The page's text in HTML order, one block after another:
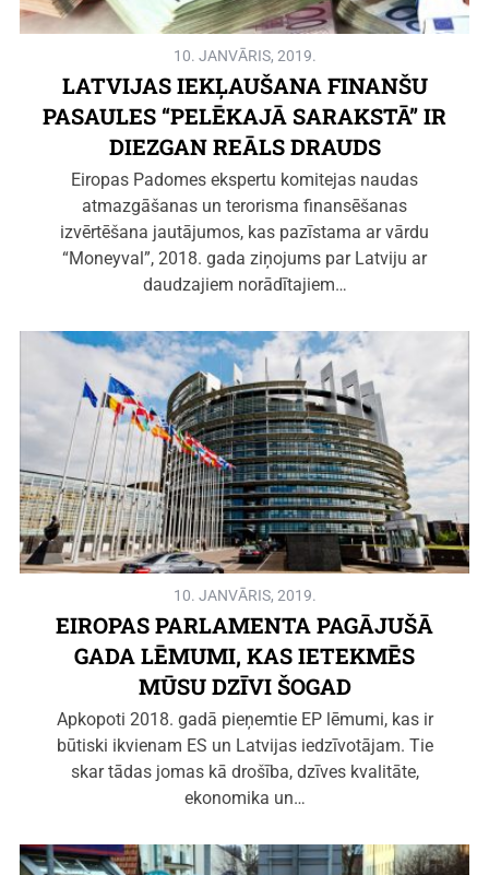
10. JANVĀRIS, 2019.
LATVIJAS IEKĻAUŠANA FINANŠU
PASAULES “PELĒKAJĀ SARAKSTĀ” IR
DIEZGAN REĀLS DRAUDS
Eiropas Padomes ekspertu komitejas naudas
atmazgāšanas un terorisma finansēšanas
izvērtēšana jautājumos, kas pazīstama ar vārdu
“Moneyval”, 2018. gada ziņojums par Latviju ar
daudzajiem norādītajiem…
10. JANVĀRIS, 2019.
EIROPAS PARLAMENTA PAGĀJUŠĀ
GADA LĒMUMI, KAS IETEKMĒS
MŪSU DZĪVI ŠOGAD
Apkopoti 2018. gadā pieņemtie EP lēmumi, kas ir
būtiski ikvienam ES un Latvijas iedzīvotājam. Tie
skar tādas jomas kā drošība, dzīves kvalitāte,
ekonomika un…